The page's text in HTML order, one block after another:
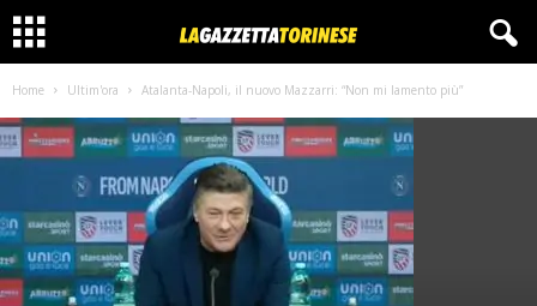
Home Ultim'ora Atalanta-Napoli, il nuovo Mazzarri: “Non mi lamento più”